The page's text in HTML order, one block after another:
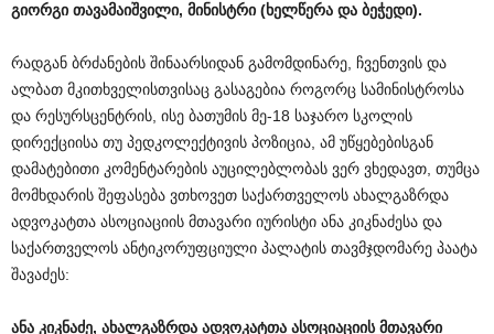
გიორგი თავამაიშვილი, მინისტრი (ხელწერა და ბეჭედი).
რადგან ბრძანების შინაარსიდან გამომდინარე, ჩვენთვის და
ალბათ მკითხველისთვისაც გასაგებია როგორც სამინისტროსა
და რესურსცენტრის, ისე ბათუმის მე-18 საჯარო სკოლის
დირექციისა თუ პედკოლექტივის პოზიცია, ამ უწყებებისგან
დამატებითი კომენტარების აუცილებლობას ვერ ვხედავთ, თუმცა
მომხდარის შეფასება ვთხოვეთ საქართველოს ახალგაზრდა
ადვოკატთა ასოციაციის მთავარი იურისტი ანა კიკნაძესა და
საქართველოს ანტიკორუფციული პალატის თავმჯდომარე პაატა
შავაძეს:
ანა კიკნაძე, ახალგაზრდა ადვოკატთა ასოციაციის მთავარი